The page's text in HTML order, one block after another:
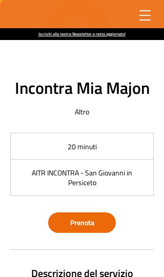
Iscriviti alla nostra Newsletter e resta aggiornato!
Incontra Mia Majon
Altro
20 minuti
u
i
AITR INCONTRA - San Giovanni in
Persiceto
Prenota
Descrizione del servizio